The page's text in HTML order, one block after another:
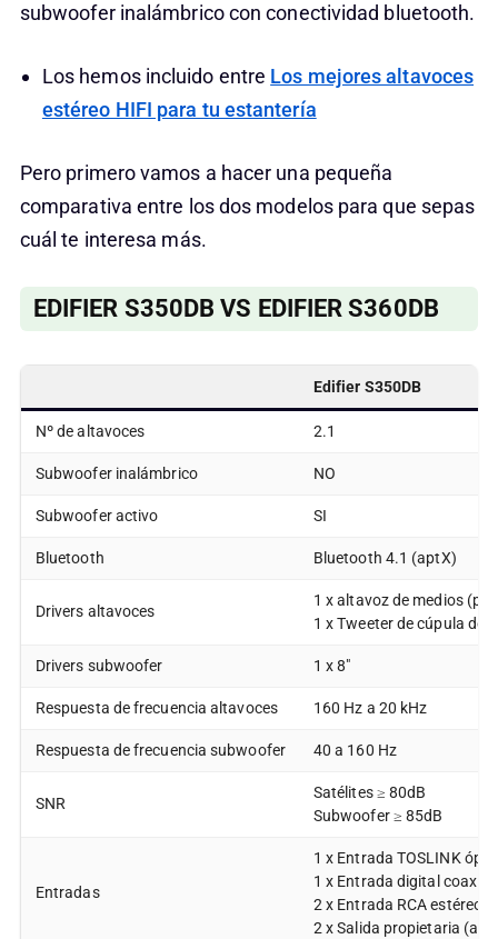
subwoofer inalámbrico con conectividad bluetooth.
Los hemos incluido entre Los mejores altavoces
estéreo HIFI para tu estantería
Pero primero vamos a hacer una pequeña
comparativa entre los dos modelos para que sepas
cuál te interesa más.
EDIFIER S350DB VS EDIFIER S360DB
Edifier S350DB
Nº de altavoces 2.1
Subwoofer inalámbrico NO
Subwoofer activo SI
Bluetooth Bluetooth 4.1 (aptX)
Drivers altavoces
1 x altavoz de medios
1 x Tweeter de cúpula de
Drivers subwoofer 1 x 8″
Respuesta de frecuencia altavoces 160 Hz a 20 kHz
Respuesta de frecuencia subwoofer 40 a 160 Hz
SNR
Satélites ≥ 80dB
Subwoofer ≥ 85dB
Entradas
1 x Entrada TOSLINK
1 x Entrada digital coaxial
2 x Entrada RCA estéreo
2 x Salida propietaria